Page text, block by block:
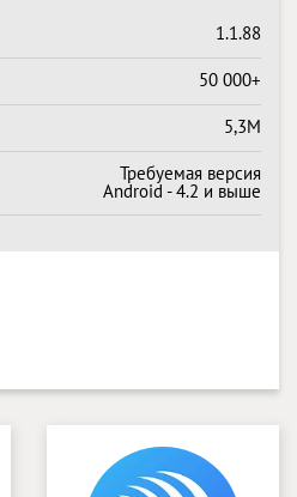
1.1.88
50 000+
5,3M
Требуемая версия
Android - 4.2 и выше